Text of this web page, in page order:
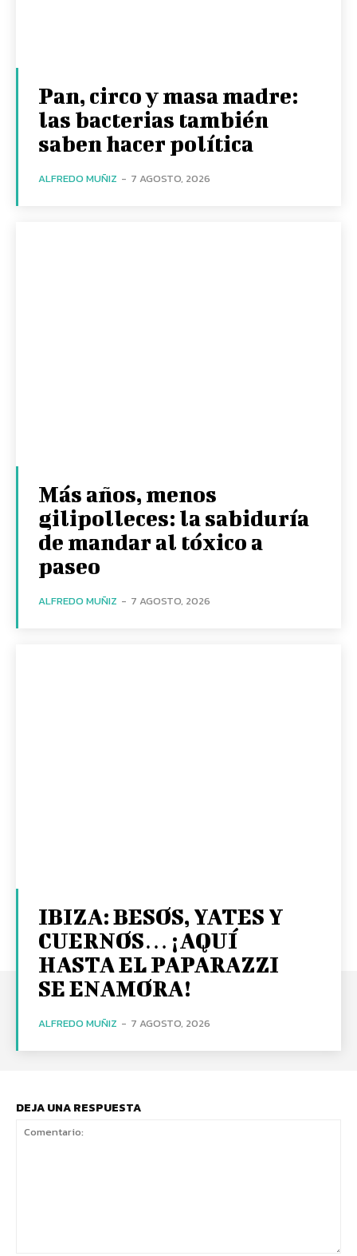
Pan, circo y masa madre:
las bacterias también
saben hacer política
ALFREDO MUÑIZ - 7 AGOSTO, 2026
Más años, menos
gilipolleces: la sabiduría
de mandar al tóxico a
paseo
ALFREDO MUÑIZ - 7 AGOSTO, 2026
IBIZA: BESOS, YATES Y
CUERNOS… ¡AQUÍ
HASTA EL PAPARAZZI
SE ENAMORA!
ALFREDO MUÑIZ - 7 AGOSTO, 2026
DEJA UNA RESPUESTA